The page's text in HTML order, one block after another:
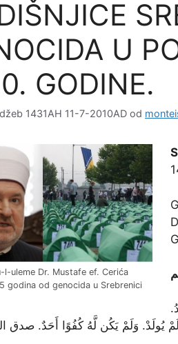
U
GODINE.
1431AH 11-7-2010AD od
l-uleme Dr. Mustafe ef. Cerića
godina od genocida u Srebrenici
يُولَدْ. وَلَمْ يَكُن لَّهُ كُفُوًا أَحَدٌ. صدق